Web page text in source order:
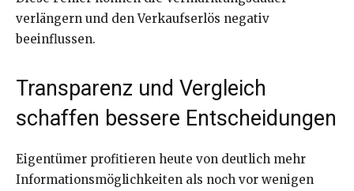
verlängern und den Verkaufserlös negativ
beeinflussen.
Transparenz und Vergleich
schaffen bessere Entscheidungen
Eigentümer profitieren heute von deutlich mehr
Informationsmöglichkeiten als noch vor wenigen